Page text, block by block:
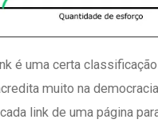
é uma certa
muito na
link de uma página